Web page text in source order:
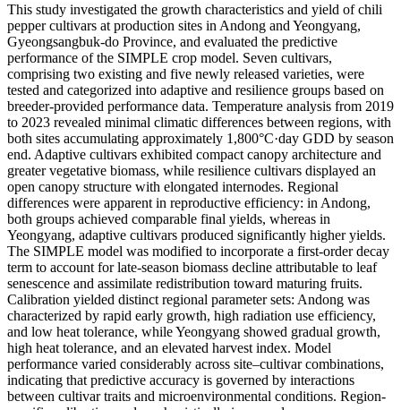
This study investigated the growth characteristics and yield of chili
pepper cultivars at production sites in Andong and Yeongyang,
Gyeongsangbuk-do Province, and evaluated the predictive
performance of the SIMPLE crop model. Seven cultivars,
comprising two existing and five newly released varieties, were
tested and categorized into adaptive and resilience groups based on
breeder-provided performance data. Temperature analysis from 2019
to 2023 revealed minimal climatic differences between regions, with
both sites accumulating approximately 1,800°C·day GDD by season
end. Adaptive cultivars exhibited compact canopy architecture and
greater vegetative biomass, while resilience cultivars displayed an
open canopy structure with elongated internodes. Regional
differences were apparent in reproductive efficiency: in Andong,
both groups achieved comparable final yields, whereas in
Yeongyang, adaptive cultivars produced significantly higher yields.
The SIMPLE model was modified to incorporate a first-order decay
term to account for late-season biomass decline attributable to leaf
senescence and assimilate redistribution toward maturing fruits.
Calibration yielded distinct regional parameter sets: Andong was
characterized by rapid early growth, high radiation use efficiency,
and low heat tolerance, while Yeongyang showed gradual growth,
high heat tolerance, and an elevated harvest index. Model
performance varied considerably across site–cultivar combinations,
indicating that predictive accuracy is governed by interactions
between cultivar traits and microenvironmental conditions. Region-